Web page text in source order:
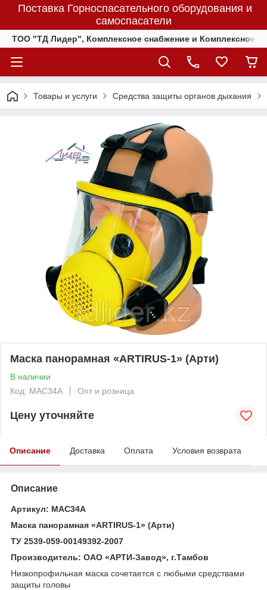
Поставка Горноспасательного оборудования и
самоспасатели
ТОО "ТД Лидер", Комплексное снабжение и Комплексное
Товары и услуги Средства защиты органов дыхания
Маска панорамная «ARTIRUS-1» (Арти)
В наличии
Код: МАС34А
Опт и розница
Цену уточняйте
Описание Доставка Оплата Условия возврата
Описание
Артикул: МАС34А
Маска панорамная «ARTIRUS-1» (Арти)
ТУ 2539-059-00149392-2007
Производитель: ОАО «АРТИ-Завод», г.Тамбов
Низкопрофильная маска сочетается с любыми средствами
защиты головы